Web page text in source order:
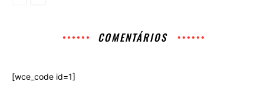
COMENTÁRIOS
[wce_code id=1]